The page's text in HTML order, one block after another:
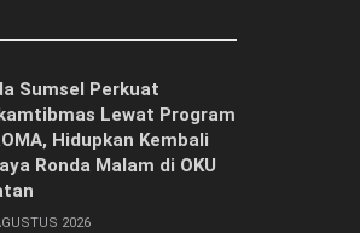
Sumsel Perkuat
Lewat Program
Hidupkan Kembali
Ronda Malam di OKU
2026